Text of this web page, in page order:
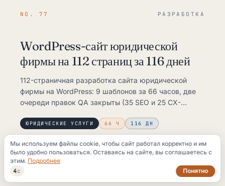
NO. 77 РАЗРАБОТКА
WordPress-сайт юридической
фирмы на 112 страниц за 116 дней
112-страничная разработка сайта юридической
фирмы на WordPress: 9 шаблонов за 66 часов, две
очереди правок QA закрыты (35 SEO и 25 CX-
ЮРИДИЧЕСКИЕ УСЛУГИ 66 Ч 116 ДН
NO. 105
Мы используем файлы cookie, чтобы сайт работал корректно и им
было удобно пользоваться. Оставаясь на сайте, вы соглашаетесь с
этим. Подробнее
3с Понятно